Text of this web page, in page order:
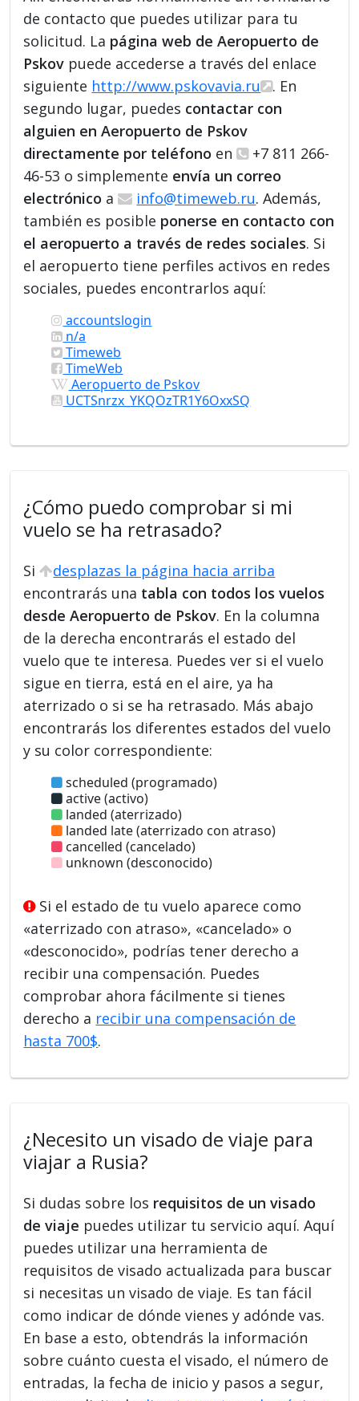
de contacto que puedes utilizar para tu
solicitud. La página web de Aeropuerto de
Pskov puede accederse a través del enlace
siguiente http://www.pskovavia.ru
. En
segundo lugar, puedes contactar con
alguien en Aeropuerto de Pskov
directamente por teléfono en
+7 811 266-
46-53 o simplemente envía un correo
electrónico a info@timeweb.ru. Además,
también es posible ponerse en contacto con
el aeropuerto a través de redes sociales. Si
el aeropuerto tiene perfiles activos en redes
sociales, puedes encontrarlos aquí:
accountslogin
n/a
Timeweb
TimeWeb
Aeropuerto de Pskov
UCTSnrzx_YKQOzTR1Y6OxxSQ
¿Cómo puedo comprobar si mi
vuelo se ha retrasado?
Si
desplazas la página hacia arriba
encontrarás una tabla con todos los vuelos
desde Aeropuerto de Pskov. En la columna
de la derecha encontrarás el estado del
vuelo que te interesa. Puedes ver si el vuelo
sigue en tierra, está en el aire, ya ha
aterrizado o si se ha retrasado. Más abajo
encontrarás los diferentes estados del vuelo
y su color correspondiente:
scheduled (programado)
active (activo)
landed (aterrizado)
landed late (aterrizado con atraso)
cancelled (cancelado)
unknown (desconocido)
Si el estado de tu vuelo aparece como
«aterrizado con atraso», «cancelado» o
«desconocido», podrías tener derecho a
recibir una compensación. Puedes
comprobar ahora fácilmente si tienes
derecho a recibir una compensación de
hasta 700$.
¿Necesito un visado de viaje para
viajar a Rusia?
Si dudas sobre los requisitos de un visado
de viaje puedes utilizar tu servicio aquí. Aquí
puedes utilizar una herramienta de
requisitos de visado actualizada para buscar
si necesitas un visado de viaje. Es tan fácil
como indicar de dónde vienes y adónde vas.
En base a esto, obtendrás la información
sobre cuánto cuesta el visado, el número de
entradas, la fecha de inicio y pasos a segur,